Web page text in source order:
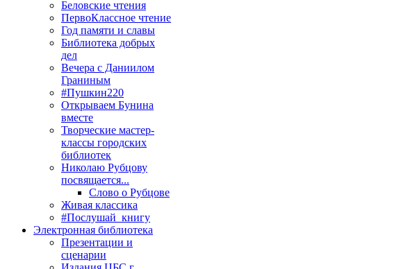
Беловские чтения
ПервоКлассное чтение
Год памяти и славы
Библиотека добрых
дел
Вечера с Даниилом
Граниным
#Пушкин220
Открываем Бунина
вместе
Творческие мастер-
классы городских
библиотек
Николаю Рубцову
посвящается...
Слово о Рубцове
Живая классика
#Послушай_книгу
Электронная библиотека
Презентации и
сценарии